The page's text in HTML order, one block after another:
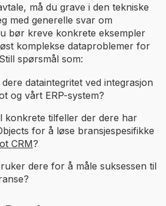
må du grave i den tekniske
med generelle svar om
bør kreve konkrete eksempler
komplekse dataproblemer for
spørsmål som:
dataintegritet ved integrasjon
og vårt ERP-system?
konkrete tilfeller der dere har
for å løse bransjespesifikke
CRM?
dere for å måle suksessen til